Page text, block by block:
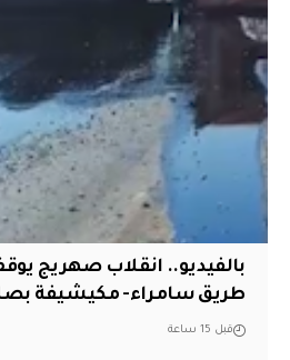
بالفيديو.. انقلاب صهريج
طريق سامراء- مكيشيفة
قبل 15 ساعة